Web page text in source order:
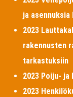
ja asennuksia
2023
rakennusten
tarkastuksiin
2023 Poiju-
2023